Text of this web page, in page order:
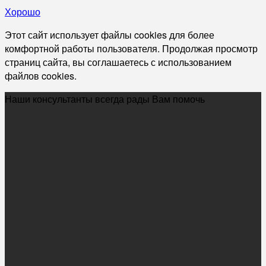
Хорошо
Этот сайт использует файлы cookies для более
комфортной работы пользователя. Продолжая просмотр
страниц сайта, вы соглашаетесь с использованием
файлов cookies.
Наши консультанты всегда рады Вам помочь